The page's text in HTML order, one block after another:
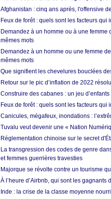
Afghanistan : cinq ans après, l'offensive
Feux de forêt : quels sont les facteurs
Demandez à un homme ou à une
mêmes mots
Demandez à un homme ou une femme
mêmes mots
Que signifient les chevelures bouclées
Retour sur le pic d’inflation de 2022
Construire des cabanes : un jeu
Feux de forêt : quels sont les facteurs
Canicules, mégafeux, inondations :
Tuvalu veut devenir une « Nation
Réglementation chinoise sur le secret
La transgression des codes de genre
et femmes guerrières travesties
Majorque se révolte contre un tourisme
À l’heure d’Airbnb, qui sont les
Inde : la crise de la classe moyenne